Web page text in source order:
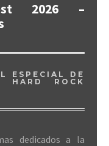
2026 –
ESPECIAL DE
HARD ROCK
dedicados a la